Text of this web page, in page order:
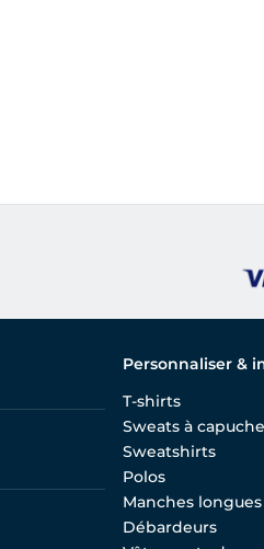
Personnaliser &
T-shirts
Sweats à capuche
Sweatshirts
Polos
Manches longues
Débardeurs